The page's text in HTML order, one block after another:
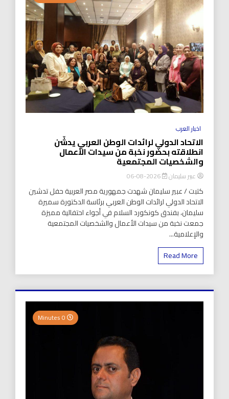
اخبار العرب
الاتحاد الدولي لرائدات الوطن العربي يدشّن
انطلاقته بحضور نخبة من سيدات الأعمال
والشخصيات المجتمعية
عبير سليمان 2026-08-06
كتبت / عبير سليمان شهدت جمهورية مصر العربية حفل تدشين
الاتحاد الدولي لرائدات الوطن العربي برئاسة الدكتورة سميرة
سليمان، بفندق كونكورد السلام في أجواء احتفالية مميزة
جمعت نخبة من سيدات الأعمال والشخصيات المجتمعية
والإعلامية...
Read More